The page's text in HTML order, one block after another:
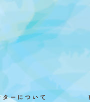
ーについて